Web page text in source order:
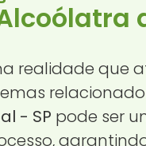
realidade que
- SP pode ser